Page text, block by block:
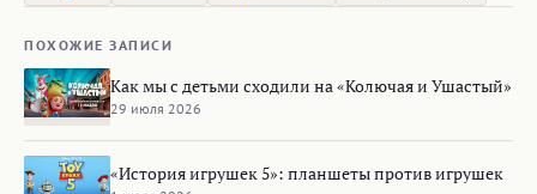
ПОХОЖИЕ ЗАПИСИ
Как мы с детьми сходили на «Колючая и Ушастый»
29 июля 2026
«История игрушек 5»: планшеты против игрушек